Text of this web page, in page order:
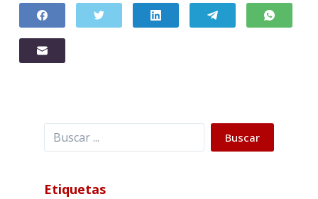
Buscar Buscar
Etiquetas